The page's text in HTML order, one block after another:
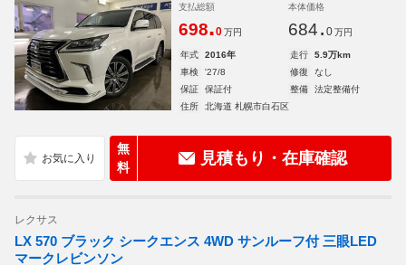
支払総額
698.0 万円
本体価格
684. 0 万円
年式 2016年 走行
5.9万km
車検
'27/8 修復
なし
保証
保証付 整備
法定整備付
住所
北海道 札幌市白石区
無
料
見積もり・在庫確認
レクサス
LX 570 ブラック シークエンス 4WD サンルーフ付 三眼LED
マークレビンソン